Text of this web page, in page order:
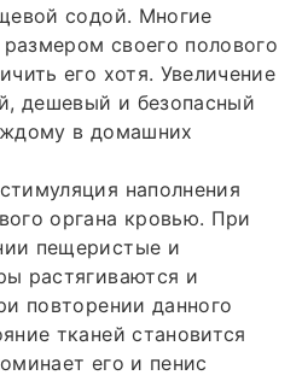
содой. Многие
своего полового
его хотя. Увеличение
дешевый и безопасный
в домашних
наполнения
органа кровью. При
пещеристые и
растягиваются и
повторении данного
тканей становится
его и пенис